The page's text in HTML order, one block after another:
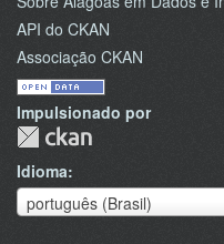
API do CKAN
Associação CKAN
Impulsionado por
Idioma
português (Brasil)
Idioma